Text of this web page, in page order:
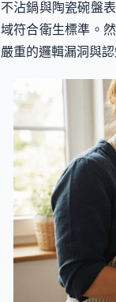
不沾鍋與陶瓷碗盤
域符合衛生標準。
嚴重的邏輯漏洞與認